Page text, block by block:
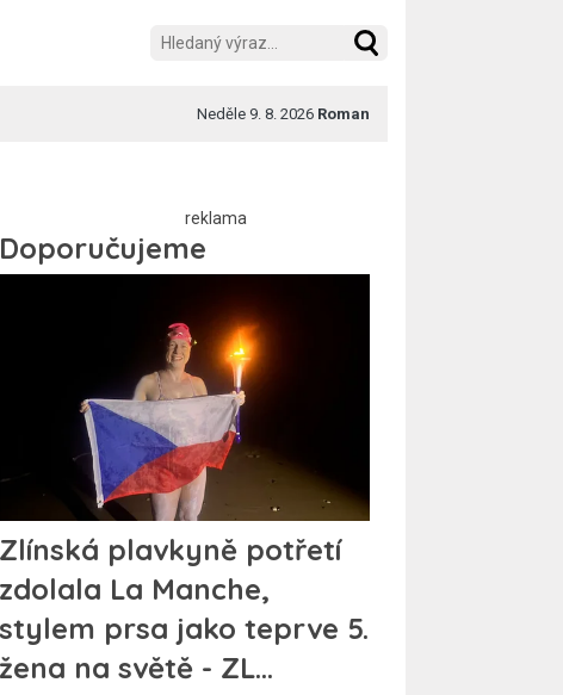
Neděle 9. 8. 2026 Roman